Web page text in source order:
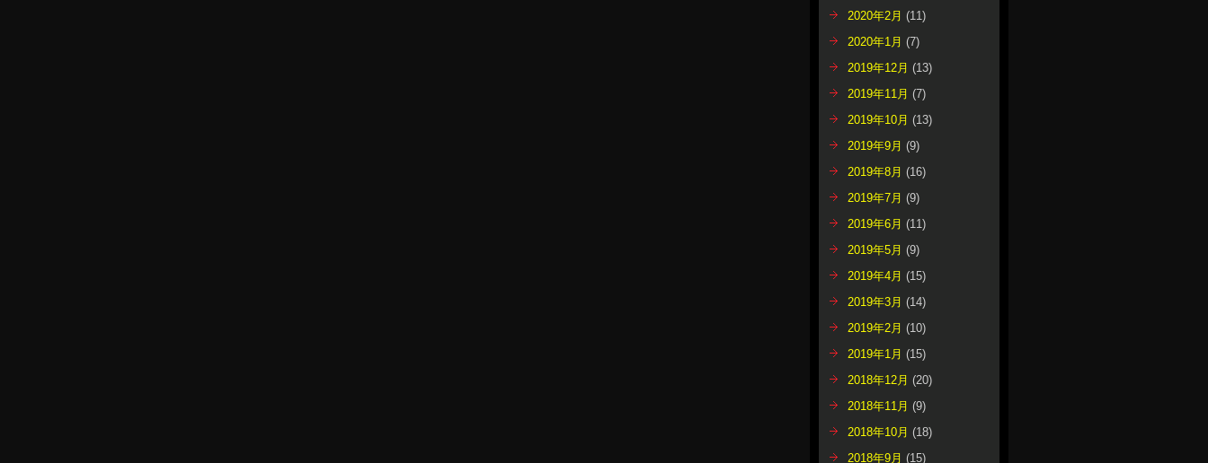
2020年2月 (11)
2020年1月 (7)
2019年12月 (13)
2019年11月 (7)
2019年10月 (13)
2019年9月 (9)
2019年8月 (16)
2019年7月 (9)
2019年6月 (11)
2019年5月 (9)
2019年4月 (15)
2019年3月 (14)
2019年2月 (10)
2019年1月 (15)
2018年12月 (20)
2018年11月 (9)
2018年10月 (18)
2018年9月 (15)